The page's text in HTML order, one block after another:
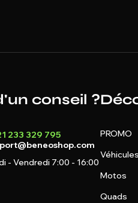
conseil ?
233 329 795
- Vendredi 7:00 - 16:00
PROMO
Motos
Quads